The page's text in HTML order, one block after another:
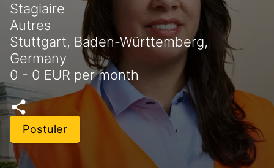
Stagiaire
Autres
Stuttgart, Baden-Württemberg,
Germany
0 - 0 EUR per month
Postuler